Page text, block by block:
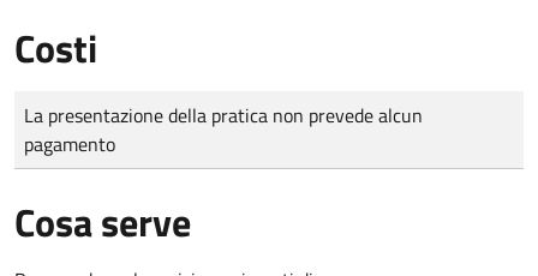
Costi
Tipo di pagamento
Importo
La presentazione della pratica non prevede alcun
pagamento
Cosa serve